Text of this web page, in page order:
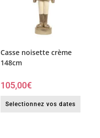
Casse noisette crème
148cm
105,00€
Selectionnez vos dates